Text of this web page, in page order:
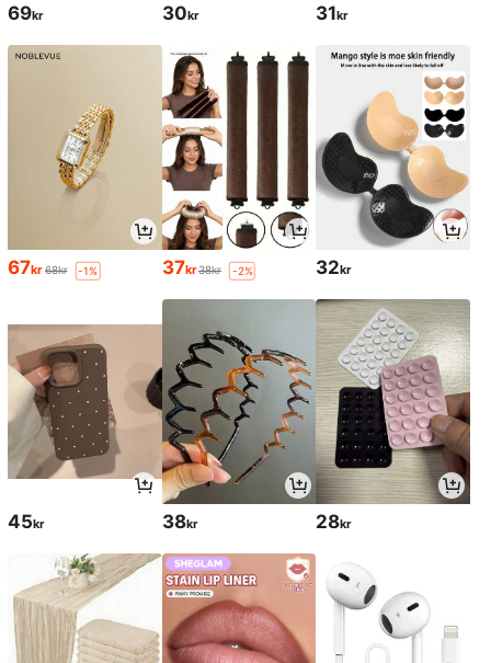
69kr 30kr 31kr
67kr 68kr -1% 37kr38kr -2% 32kr
45kr 38kr 28kr